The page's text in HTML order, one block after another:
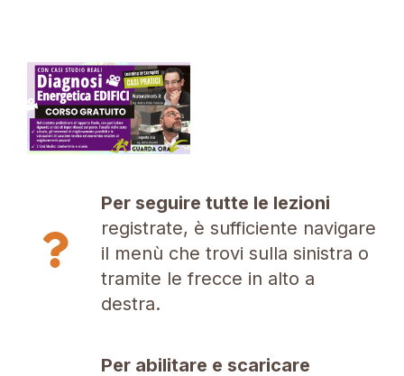
Per seguire tutte le lezioni
registrate, è sufficiente navigare
il menù che trovi sulla sinistra o
tramite le frecce in alto a
destra.
Per abilitare e scaricare